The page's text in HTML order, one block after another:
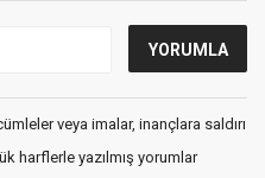
veya imalar, inançlara saldırı
harflerle yazılmış yorumlar